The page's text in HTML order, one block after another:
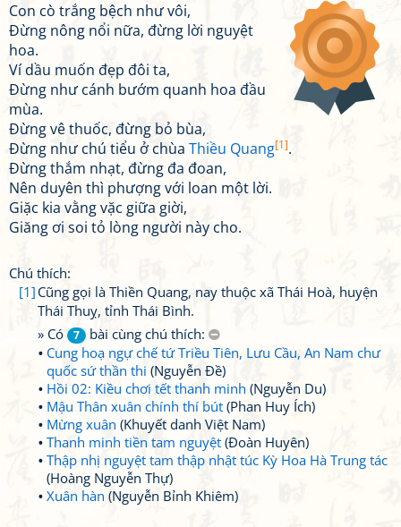
Con cò trắng bệch như vôi,
Đừng nông nổi nữa, đừng lời nguyệt
hoa.
Ví dầu muốn đẹp đôi ta,
Đừng như cánh bướm quanh hoa đầu
mùa.
Đừng vê thuốc, đừng bỏ bùa,
Đừng như chú tiểu ở chùa Thiều Quang[1].
Đừng thắm nhạt, đừng đa đoan,
Nên duyên thì phượng với loan một lời.
Giặc kia vằng vặc giữa giời,
Giăng ơi soi tỏ lòng người này cho.
Chú thích:
[1] Cũng gọi là Thiền Quang, nay thuộc xã Thái Hoà, huyện
Thái Thuỵ, tỉnh Thái Bình.
» Có
7
bài cùng chú thích:
Cung hoạ ngự chế tứ Triều Tiên, Lưu Cầu, An Nam chư
quốc sứ thần thi (Nguyễn Đề)
Hồi 02: Kiều chơi tết thanh minh (Nguyễn Du)
Mậu Thân xuân chính thí bút (Phan Huy Ích)
Mừng xuân (Khuyết danh Việt Nam)
Thanh minh tiền tam nguyệt (Đoàn Huyên)
Thập nhị nguyệt tam thập nhật túc Kỳ Hoa Hà Trung tác
(Hoàng Nguyễn Thự)
Xuân hàn (Nguyễn Bỉnh Khiêm)